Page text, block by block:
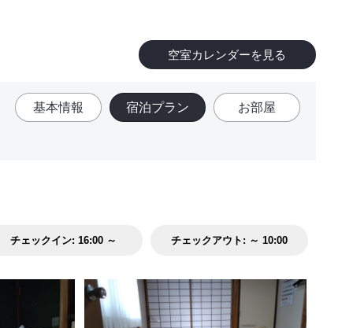
基本情報 宿泊プラン お部屋
空室カレンダーを見る
チェックイン:16:00 ～ チェックアウト: ～ 10:00